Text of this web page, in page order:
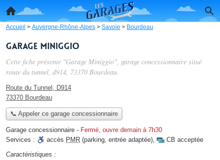
Accueil > Auvergne-Rhône-Alpes > Savoie > Bourdeau
Garage Miniggio
Cette fiche présente "Garage Miniggio", garage concessionnaire situé
route du tunnel, d914, 73370 Bourdeau.
Route du Tunnel, D914
73370 Bourdeau
📞 Appeler ce garage concessionnaire
Garage concessionnaire - Fermé, ouvre demain à 7h30
Services :
accès PMR (parking, entrée adaptée),
CB acceptée
Caractéristiques :